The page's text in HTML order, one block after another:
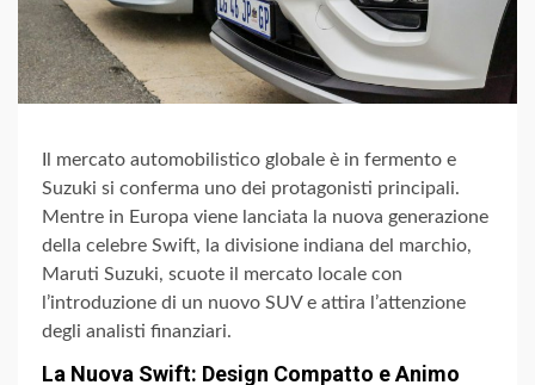
Il mercato automobilistico globale è in fermento e
Suzuki si conferma uno dei protagonisti principali.
Mentre in Europa viene lanciata la nuova generazione
della celebre Swift, la divisione indiana del marchio,
Maruti Suzuki, scuote il mercato locale con
l’introduzione di un nuovo SUV e attira l’attenzione
degli analisti finanziari.
La Nuova Swift: Design Compatto e Animo